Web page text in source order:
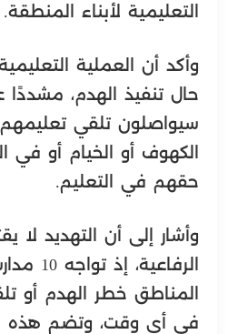
التعليمية لأبناء المنطقة.
وأكد أن العملية
حال تنفيذ الهدم، مشددًا
سيواصلون تلقي
الكهوف أو الخيام أو في
حقهم في التعليم.
وأشار إلى أن التهديد لا
المناطق خطر الهدم أو
في أي وقت، وتضم هذه